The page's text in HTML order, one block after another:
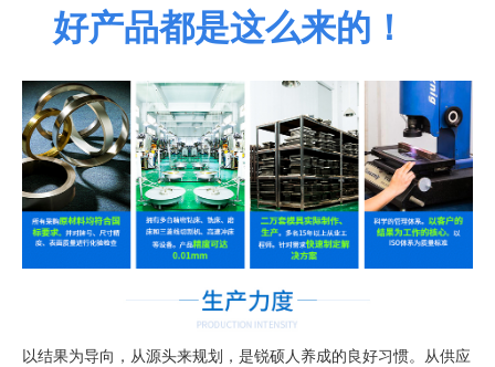
好产品都是这么来的！
以结果为导向，从源头来规划，是锐硕人养成的良好习惯。从供应